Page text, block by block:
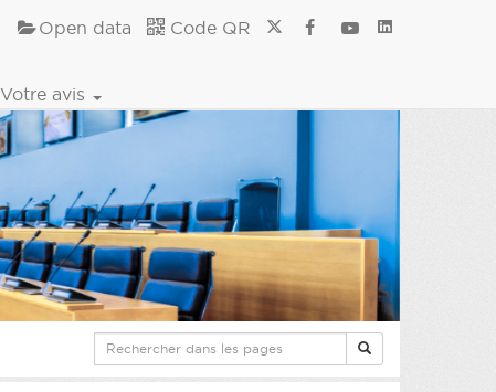
Open data Code QR
Votre avis